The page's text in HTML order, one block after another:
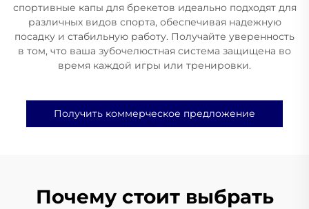
спортивные капы для брекетов идеально подходят для
различных видов спорта, обеспечивая надежную
посадку и стабильную работу. Получайте уверенность
в том, что ваша зубочелюстная система защищена во
время каждой игры или тренировки.
Получить коммерческое предложение
Почему стоит выбрать